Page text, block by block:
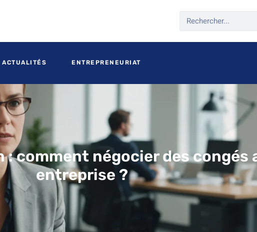
ACTUALITÉS ENTREPRENEURIAT
: comment négocier des congés
entreprise ?